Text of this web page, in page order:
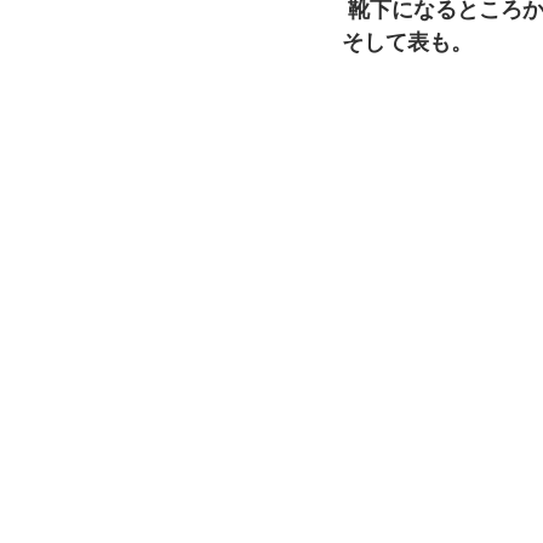
靴下になるところ
そして表も。